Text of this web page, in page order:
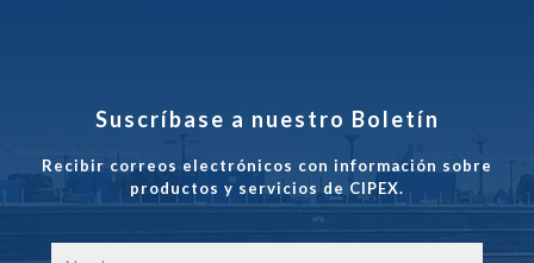
Suscríbase a nuestro Boletín
Recibir correos electrónicos con información sobre
productos y servicios de CIPEX.